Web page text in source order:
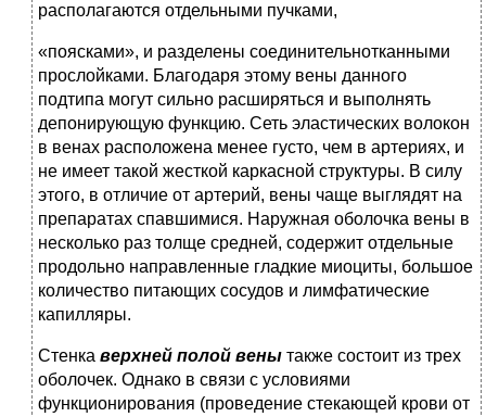
располагаются отдельными пучками,
«поясками», и разделены соединительнотканными
прослойками. Благодаря этому вены данного
подтипа могут сильно расширяться и выполнять
депонирующую функцию. Сеть эластических волокон
в венах расположена менее густо, чем в артериях, и
не имеет такой жесткой каркасной структуры. В силу
этого, в отличие от артерий, вены чаще выглядят на
препаратах спавшимися. Наружная оболочка вены в
несколько раз толще средней, содержит отдельные
продольно направленные гладкие миоциты, большое
количество питающих сосудов и лимфатические
капилляры.
Стенка верхней полой вены также состоит из трех
оболочек. Однако в связи с условиями
функционирования (проведение стекающей крови от